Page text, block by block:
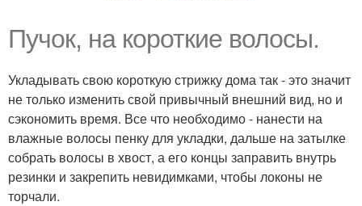
Пучок, на короткие волосы.
Укладывать свою короткую стрижку дома так - это значит
не только изменить свой привычный внешний вид, но и
сэкономить время. Все что необходимо - нанести на
влажные волосы пенку для укладки, дальше на затылке
собрать волосы в хвост, а его концы заправить внутрь
резинки и закрепить невидимками, чтобы локоны не
торчали.